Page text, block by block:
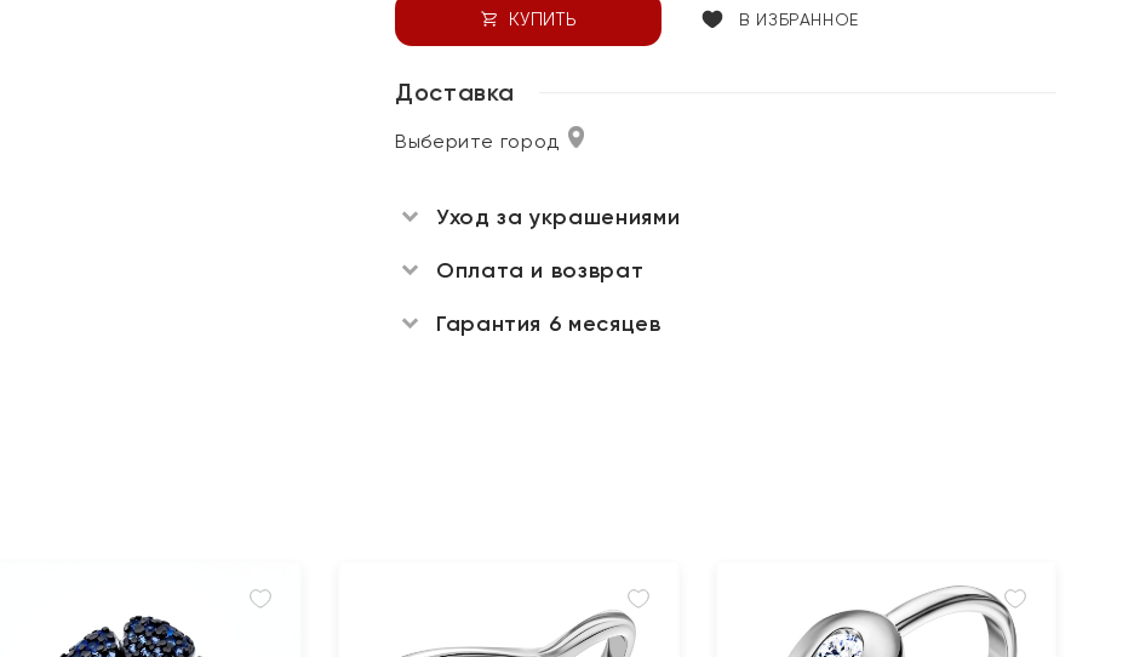
КУПИТЬ В ИЗБРАННОЕ
Доставка
Выберите город
Уход за украшениями
Оплата и возврат
Гарантия 6 месяцев